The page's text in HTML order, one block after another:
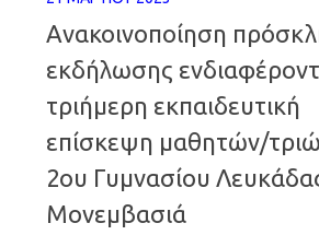
Ανακοινοποίηση
εκδήλωσης
τριήμερη εκπαιδευτική
επίσκεψη μαθητών/
2ου Γυμνασίου
Μονεμβασιά